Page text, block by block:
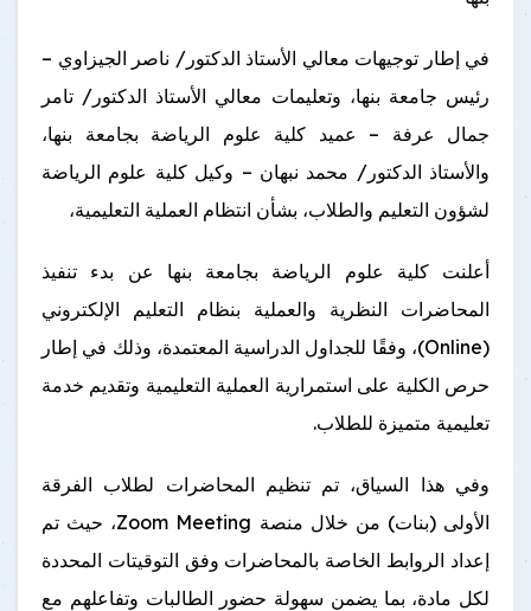
في إطار توجيهات معالي الأستاذ الدكتور/ ناصر الجيزاوي –
رئيس جامعة بنها، وتعليمات معالي الأستاذ الدكتور/ تامر
جمال عرفة – عميد كلية علوم الرياضة بجامعة بنها،
والأستاذ الدكتور/ محمد نبهان – وكيل كلية علوم الرياضة
لشؤون التعليم والطلاب، بشأن انتظام العملية التعليمية،
أعلنت كلية علوم الرياضة بجامعة بنها عن بدء تنفيذ
المحاضرات النظرية والعملية بنظام التعليم الإلكتروني
(Online)، وفقًا للجداول الدراسية المعتمدة، وذلك في إطار
حرص الكلية على استمرارية العملية التعليمية وتقديم خدمة
تعليمية متميزة للطلاب.
وفي هذا السياق، تم تنظيم المحاضرات لطلاب الفرقة
الأولى (بنات) من خلال منصة Zoom Meeting، حيث تم
إعداد الروابط الخاصة بالمحاضرات وفق التوقيتات المحددة
لكل مادة، بما يضمن سهولة حضور الطالبات وتفاعلهم مع